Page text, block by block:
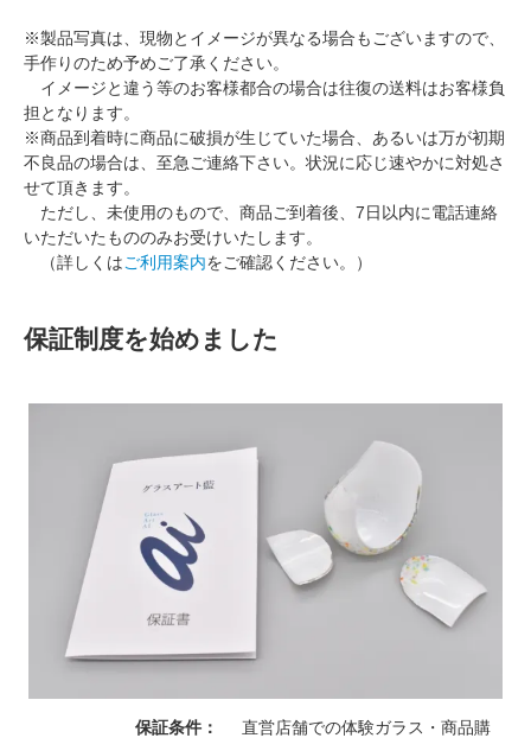
※製品写真は、現物とイメージが異なる場合もございますので、
手作りのため予めご了承ください。
イメージと違う等のお客様都合の場合は往復の送料はお客様負
担となります。
※商品到着時に商品に破損が生じていた場合、あるいは万が初期
不良品の場合は、至急ご連絡下さい。状況に応じ速やかに対処さ
せて頂きます。
ただし、未使用のもので、商品ご到着後、7日以内に電話連絡
いただいたもののみお受けいたします。
（詳しくはご利用案内をご確認ください。）
保証制度を始めました
保証条件：
直営店舗での体験ガラス・商品購